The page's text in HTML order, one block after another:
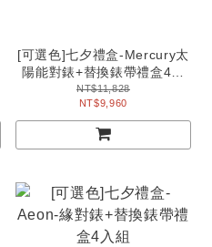
[可選色]七夕禮盒-Mercury太
陽能對錶+替換錶帶禮盒4入
組
NT$11,828
NT$9,960